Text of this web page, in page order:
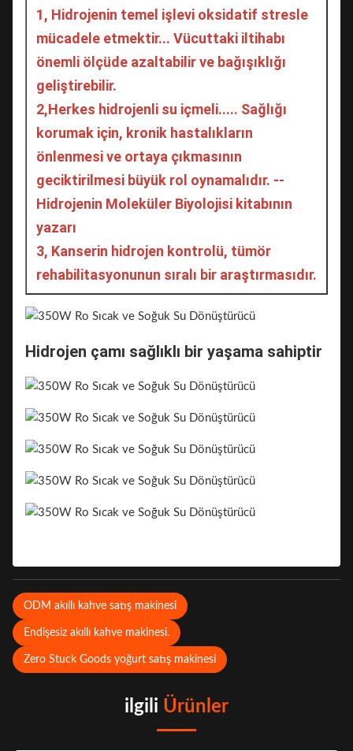
1, Hidrojenin temel işlevi oksidatif stresle
mücadele etmektir... Vücuttaki iltihabı
önemli ölçüde azaltabilir ve bağışıklığı
geliştirebilir.
2,Herkes hidrojenli su içmeli..... Sağlığı
korumak için, kronik hastalıkların
önlenmesi ve ortaya çıkmasının
geciktirilmesi büyük rol oynamalıdır. --
Hidrojenin Moleküler Biyolojisi kitabının
yazarı
3, Kanserin hidrojen kontrolü, tümör
rehabilitasyonunun sıralı bir araştırmasıdır.
Hidrojen çamı sağlıklı bir yaşama sahiptir
ODM akıllı kahve satış makinesi
Endişesiz akıllı kahve makinesi.
Zero Stuck Goods yoğurt satış makinesi
ilgili Ürünler